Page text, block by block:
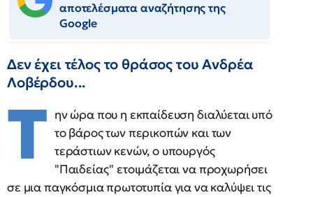
αποτελέσματα αναζήτησης της
Google
Δεν έχει τέλος το θράσος του Ανδρέα
Λοβέρδου...
Τ ην ώρα που η εκπαίδευση διαλύεται υπό
το βάρος των περικοπών και των
τεράστιων κενών, ο υπουργός
"Παιδείας" ετοιμάζεται να προχωρήσει
σε μια παγκόσμια πρωτοτυπία για να καλύψει τις